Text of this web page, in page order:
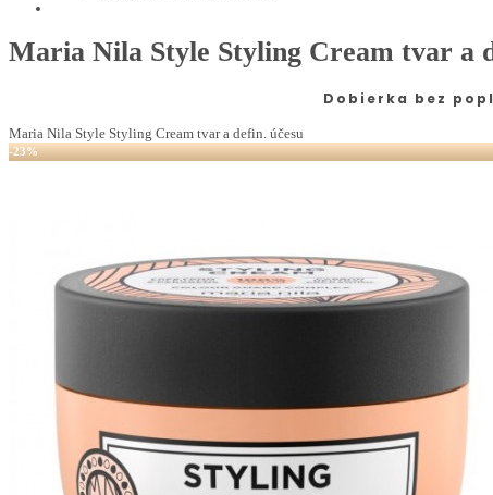
Maria Nila Style Styling Cream tvar a
Dobierka bez
Maria Nila Style Styling Cream tvar a defin. účesu
-23%